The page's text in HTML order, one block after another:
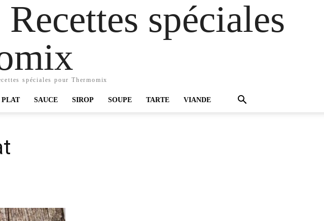
spéciales
spéciales pour Thermomix
PLAT SAUCE SIROP SOUPE TARTE VIANDE